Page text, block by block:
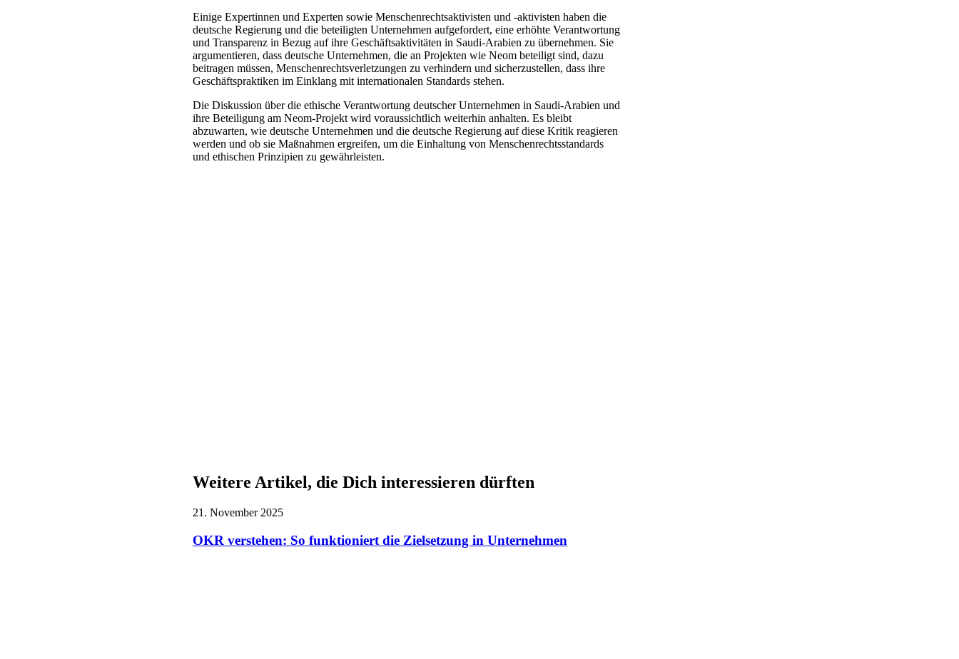
Einige Expertinnen und Experten sowie Menschenrechtsaktivisten und -aktivisten haben die
deutsche Regierung und die beteiligten Unternehmen aufgefordert, eine erhöhte Verantwortung
und Transparenz in Bezug auf ihre Geschäftsaktivitäten in Saudi-Arabien zu übernehmen. Sie
argumentieren, dass deutsche Unternehmen, die an Projekten wie Neom beteiligt sind, dazu
beitragen müssen, Menschenrechtsverletzungen zu verhindern und sicherzustellen, dass ihre
Geschäftspraktiken im Einklang mit internationalen Standards stehen.
Die Diskussion über die ethische Verantwortung deutscher Unternehmen in Saudi-Arabien und
ihre Beteiligung am Neom-Projekt wird voraussichtlich weiterhin anhalten. Es bleibt
abzuwarten, wie deutsche Unternehmen und die deutsche Regierung auf diese Kritik reagieren
werden und ob sie Maßnahmen ergreifen, um die Einhaltung von Menschenrechtsstandards
und ethischen Prinzipien zu gewährleisten.
Weitere Artikel, die Dich interessieren dürften
21. November 2025
OKR verstehen: So funktioniert die Zielsetzung in Unternehmen